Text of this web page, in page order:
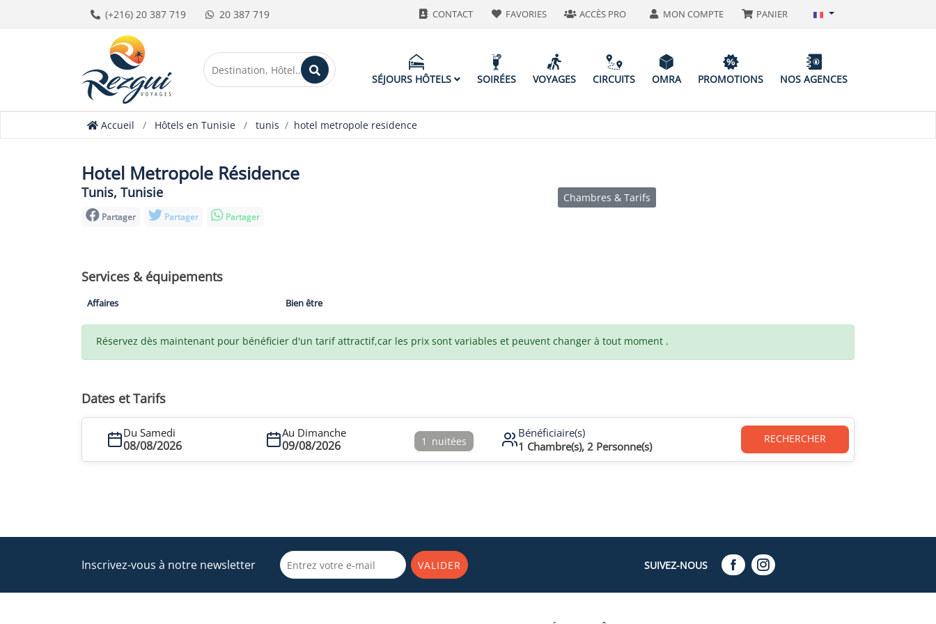
(+216) 20 387 719 20 387 719 CONTACT FAVORIES ACCÈS PRO MON COMPTE PANIER
SÉJOURS HÔTELS SOIRÉES VOYAGES CIRCUITS OMRA PROMOTIONS NOS AGENCES
Accueil Hôtels en Tunisie tunis hotel metropole residence
Hotel Metropole Résidence
Tunis, Tunisie
Partager Partager Partager
Chambres & Tarifs
Services & équipements
Affaires Bien être
Réservez dès maintenant pour bénéficier d'un tarif attractif,car les prix sont variables et peuvent changer à tout moment .
Dates et Tarifs
Du Samedi
08/08/2026
Au Dimanche
09/08/2026 1 nuitées
Bénéficiaire(s)
1 Chambre(s), 2 Personne(s)
RECHERCHER
Inscrivez-vous à notre newsletter VALIDER SUIVEZ-NOUS